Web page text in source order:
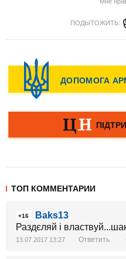
ПОДЫТОЖИТЬ:
ТОП КОММЕНТАРИИ
+16
Baks13
Раздєляй і
13.07.2017 13:27 Ответить